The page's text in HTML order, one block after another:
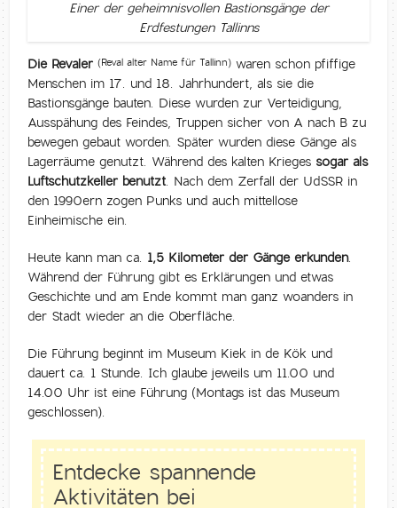
Einer der geheimnisvollen Bastionsgänge der
Erdfestungen Tallinns
Die Revaler (Reval alter Name für Tallinn) waren schon pfiffige
Menschen im 17. und 18. Jahrhundert, als sie die
Bastionsgänge bauten. Diese wurden zur Verteidigung,
Ausspähung des Feindes, Truppen sicher von A nach B zu
bewegen gebaut worden. Später wurden diese Gänge als
Lagerräume genutzt. Während des kalten Krieges sogar als
Luftschutzkeller benutzt. Nach dem Zerfall der UdSSR in
den 1990ern zogen Punks und auch mittellose
Einheimische ein.
Heute kann man ca. 1,5 Kilometer der Gänge erkunden.
Während der Führung gibt es Erklärungen und etwas
Geschichte und am Ende kommt man ganz woanders in
der Stadt wieder an die Oberfläche.
Die Führung beginnt im Museum Kiek in de Kök und
dauert ca. 1 Stunde. Ich glaube jeweils um 11.00 und
14.00 Uhr ist eine Führung (Montags ist das Museum
geschlossen).
Entdecke spannende
Aktivitäten bei